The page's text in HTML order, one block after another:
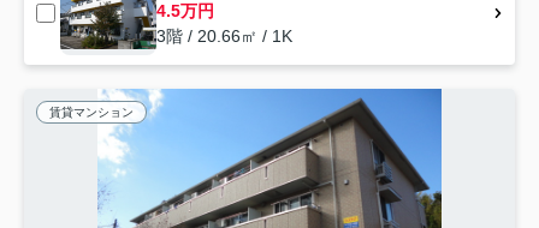
4.5万円
3階 / 20.66㎡ / 1K
賃貸マンション